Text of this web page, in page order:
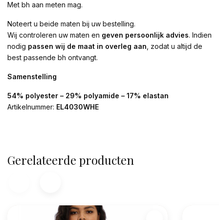
Met bh aan meten mag.
Noteert u beide maten bij uw bestelling.
Wij controleren uw maten en geven persoonlijk advies. Indien
nodig passen wij de maat in overleg aan , zodat u altijd de
best passende bh ontvangt.
Samenstelling
54% polyester – 29% polyamide – 17% elastan
Artikelnummer: EL4030WHE
Gerelateerde producten